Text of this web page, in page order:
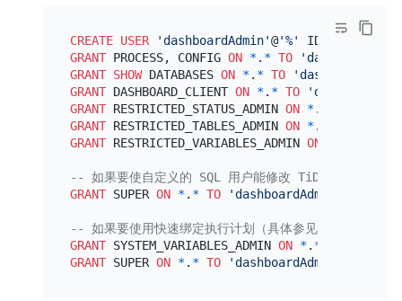
CREATE USER 'dashboardAdmin'@'%' IDENTIFIED
GRANT PROCESS, CONFIG ON *. * TO
GRANT SHOW DATABASES ON *. * TO
GRANT DASHBOARD_CLIENT ON *. * TO
GRANT RESTRICTED_STATUS_ADMIN ON *.
GRANT RESTRICTED_TABLES_ADMIN ON *.
GRANT RESTRICTED_VARIABLES_ADMIN ON
-- 如果要使自定义的 SQL 用户能修改 TiDB Dashboard
GRANT SUPER ON *. * TO 'dashboardAdmin'
-- 如果要使用快速绑定执行计划（具体参见 https://
GRANT SYSTEM_VARIABLES_ADMIN ON *. *
GRANT SUPER ON *. * TO 'dashboardAdmin'